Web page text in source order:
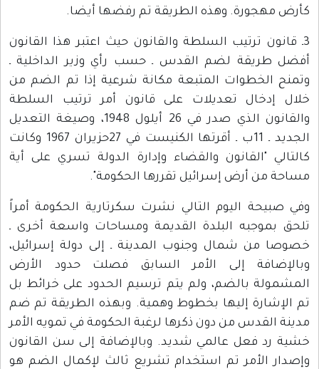
كأرض مهجورة. وهذه الطريقة تم رفضها أيضا.
3ـ قانون ترتيب السلطة والقانون حيث اعتبر هذا القانون
أفضل طريقة لضم القدس ـ حسب رأي وزير الداخلية ـ
وتمنح الخطوات المتبعة مكانة شرعية إذا تم الضم من
خلال إدخال تعديلات على قانون أمر ترتيب السلطة
والقانون الذي صدر في 26 أيلول 1948، وصيغة التعديل
الجديد ـ 11ب ـ أقرتها الكنيست في 27حزيران 1967 وكانت
كالتالي "القانون والقضاء وإدارة الدولة تسري على أية
مساحة من أرض إسرائيل تقررها الحكومة".
وفي صبيحة اليوم التالي نشرت سكرتارية الحكومة أمراً
تلحق بموجبه البلدة القديمة ومساحات واسعة أخرى ـ
خصوصا من شمال وجنوب المدينة ـ إلى دولة إسرائيل،
وبالإضافة إلى الأمر السابق فصلت حدود الأرض
المشمولة بالضم، ولم يتم ترسيم الحدود على خرائط بل
تم الإشارة إليها بخطوط وهمية. وبهذه الطريقة تم ضم
مدينة القدس من دون ذكرها لرغبة الحكومة في تمويه الأمر
خشية رد فعل عالمي شديد. وبالإضافة إلى سن القانون
وإصدار الأمر تم استخدام تشريع ثالث لإكمال الضم هو